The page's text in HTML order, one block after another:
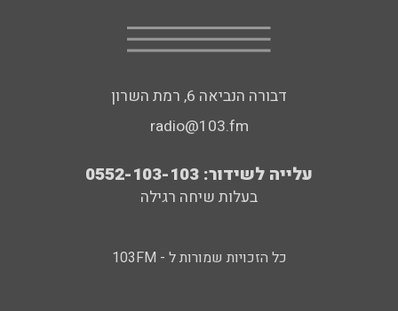
דבורה הנביאה 6, רמת השרון
radio@103.fm
עלייה לשידור: 0552-103-103
בעלות שיחה רגילה
כל הזכויות שמורות ל - 103FM